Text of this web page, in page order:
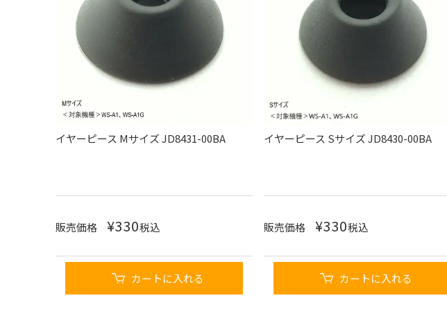
イヤーピース Mサイズ JD8431-00BA
販売価格 ¥330税込
カートに入れる
イヤーピース Sサイズ JD8430-00BA
販売価格 ¥330税込
カートに入れる